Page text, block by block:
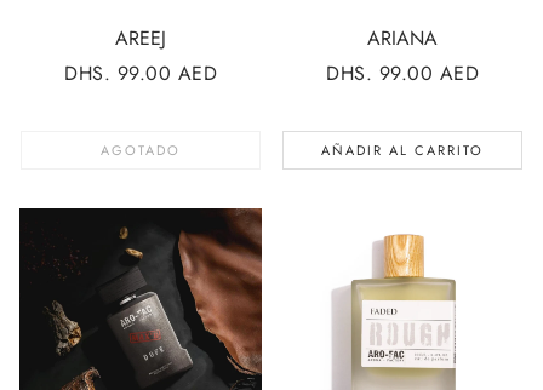
AREEJ
PRECIO
DHS. 99.00 AED
AGOTADO
ARIANA
PRECIO
DHS. 99.00 AED
AÑADIR AL CARRITO